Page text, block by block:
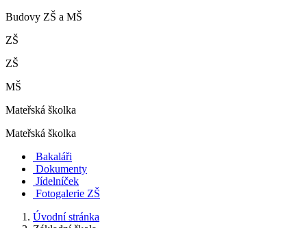
Budovy ZŠ a MŠ
ZŠ
ZŠ
MŠ
Mateřská školka
Mateřská školka
Bakaláři
Dokumenty
Jídelníček
Fotogalerie ZŠ
Úvodní stránka